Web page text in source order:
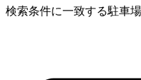
検索条件に一致する駐車